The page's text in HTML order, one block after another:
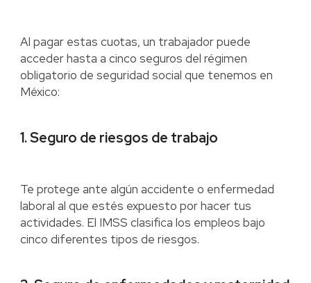
Al pagar estas cuotas, un trabajador puede
acceder hasta a cinco seguros del régimen
obligatorio de seguridad social que tenemos en
México:
1. Seguro de riesgos de trabajo
Te protege ante algún accidente o enfermedad
laboral al que estés expuesto por hacer tus
actividades. El IMSS clasifica los empleos bajo
cinco diferentes tipos de riesgos.